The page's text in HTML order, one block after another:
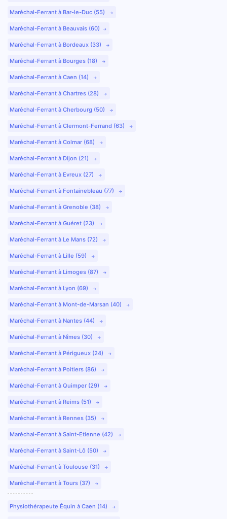
Maréchal-Ferrant à Bar-le-Duc (55)
Maréchal-Ferrant à Beauvais (60)
Maréchal-Ferrant à Bordeaux (33)
Maréchal-Ferrant à Bourges (18)
Maréchal-Ferrant à Caen (14)
Maréchal-Ferrant à Chartres (28)
Maréchal-Ferrant à Cherbourg (50)
Maréchal-Ferrant à Clermont-Ferrand (63)
Maréchal-Ferrant à Colmar (68)
Maréchal-Ferrant à Dijon (21)
Maréchal-Ferrant à Evreux (27)
Maréchal-Ferrant à Fontainebleau (77)
Maréchal-Ferrant à Grenoble (38)
Maréchal-Ferrant à Guéret (23)
Maréchal-Ferrant à Le Mans (72)
Maréchal-Ferrant à Lille (59)
Maréchal-Ferrant à Limoges (87)
Maréchal-Ferrant à Lyon (69)
Maréchal-Ferrant à Mont-de-Marsan (40)
Maréchal-Ferrant à Nantes (44)
Maréchal-Ferrant à Nîmes (30)
Maréchal-Ferrant à Périgueux (24)
Maréchal-Ferrant à Poitiers (86)
Maréchal-Ferrant à Quimper (29)
Maréchal-Ferrant à Reims (51)
Maréchal-Ferrant à Rennes (35)
Maréchal-Ferrant à Saint-Etienne (42)
Maréchal-Ferrant à Saint-Lô (50)
Maréchal-Ferrant à Toulouse (31)
Maréchal-Ferrant à Tours (37)
Physiothérapeute Équin à Caen (14)